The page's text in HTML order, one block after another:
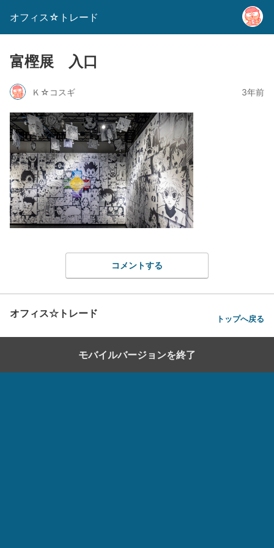
オフィス☆トレード
富樫展 入口
Ｋ☆コスギ 3年前
コメントする
オフィス☆トレード トップへ戻る
モバイルバージョンを終了